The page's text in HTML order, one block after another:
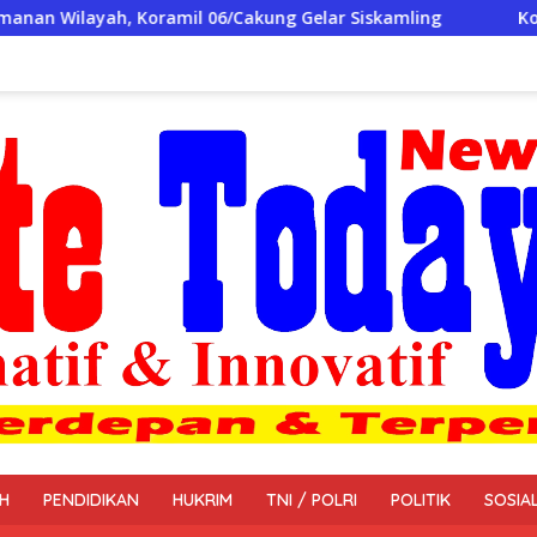
Cakung Gelar Siskamling Koramil 05/Kramat Jati-
PENDIDIKAN HUKRIM TNI / POLRI POLITIK